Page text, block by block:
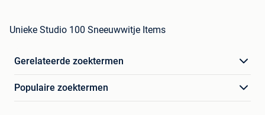
Unieke Studio 100 Sneeuwwitje Items
Gerelateerde zoektermen
Populaire zoektermen